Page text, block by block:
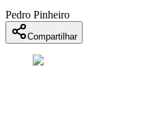
Pedro Pinheiro
Compartilhar